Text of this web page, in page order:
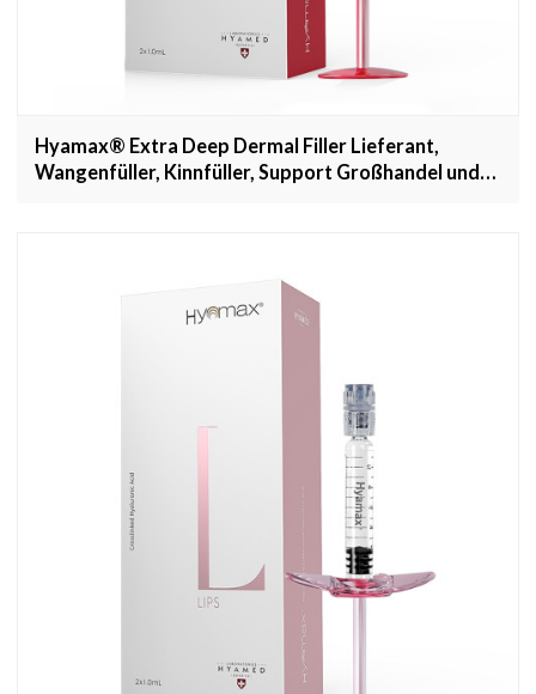
Hyamax® Extra Deep Dermal Filler Lieferant,
Wangenfüller, Kinnfüller, Support Großhandel und